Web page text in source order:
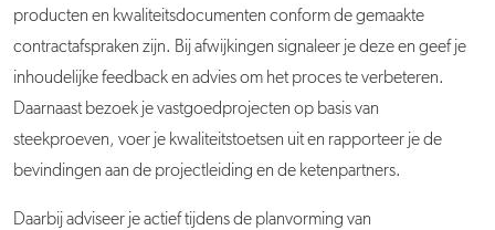
producten en kwaliteitsdocumenten conform de gemaakte
contractafspraken zijn. Bij afwijkingen signaleer je deze en geef je
inhoudelijke feedback en advies om het proces te verbeteren.
Daarnaast bezoek je vastgoedprojecten op basis van
steekproeven, voer je kwaliteitstoetsen uit en rapporteer je de
bevindingen aan de projectleiding en de ketenpartners.
Daarbij adviseer je actief tijdens de planvorming van